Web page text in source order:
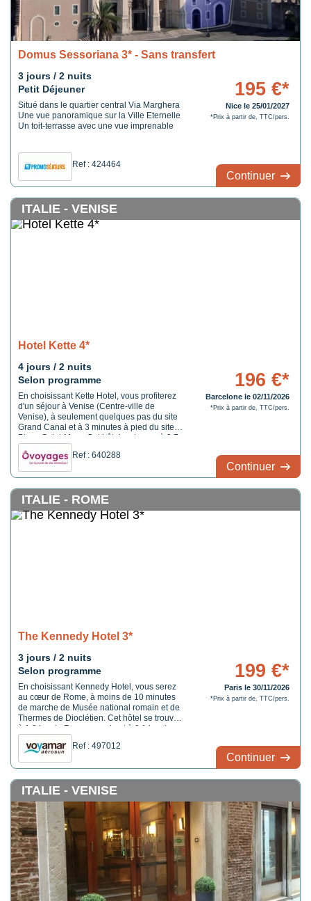
Domus Sessoriana 3* - Sans transfert
3 jours / 2 nuits
Petit Déjeuner
Situé dans le quartier central Via Marghera
Une vue panoramique sur la Ville Eternelle
Un toit-terrasse avec une vue imprenable
Ref : 424464
195 €*
Nice le 25/01/2027
*Prix à partir de, TTC/pers.
Continuer
ITALIE - VENISE
Hotel Kette 4*
4 jours / 2 nuits
Selon programme
En choisissant Kette Hotel, vous profiterez
d'un séjour à Venise (Centre-ville de
Venise), à seulement quelques pas du site
Grand Canal et à 3 minutes à pied du site
Place Saint-Marc. Cet hôtel se trouve à 0,7
km de Pont du Rialto et à 0,5 km de
Basilique Saint-Marc.Ref : 640288
196 €*
Barcelone le 02/11/2026
*Prix à partir de, TTC/pers.
Continuer
ITALIE - ROME
The Kennedy Hotel 3*
3 jours / 2 nuits
Selon programme
En choisissant Kennedy Hotel, vous serez
au cœur de Rome, à moins de 10 minutes
de marche de Musée national romain et de
Thermes de Dioclétien. Cet hôtel se trouve
à 1,8 km de Forum romain et à 2,1 km de
Ref : 497012
199 €*
Paris le 30/11/2026
*Prix à partir de, TTC/pers.
Continuer
ITALIE - VENISE